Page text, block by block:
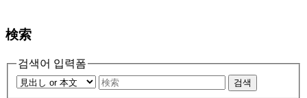
検索
검색어 입력폼
검색